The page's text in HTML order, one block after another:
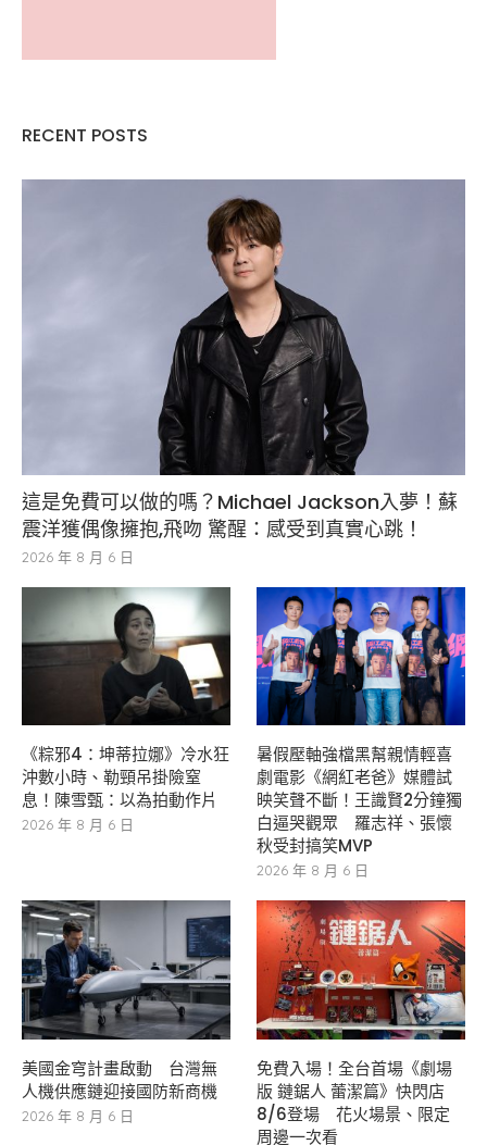
RECENT POSTS
這是免費可以做的嗎？Michael Jackson入夢！蘇
震洋獲偶像擁抱,飛吻 驚醒：感受到真實心跳！
2026 年 8 月 6 日
《粽邪4：坤蒂拉娜》冷水狂
沖數小時、勒頸吊掛險窒
息！陳雪甄：以為拍動作片
2026 年 8 月 6 日
暑假壓軸強檔黑幫親情輕喜
劇電影《網紅老爸》媒體試
映笑聲不斷！王識賢2分鐘獨
白逼哭觀眾 羅志祥、張懷
秋受封搞笑MVP
2026 年 8 月 6 日
美國金穹計畫啟動 台灣無
人機供應鏈迎接國防新商機
2026 年 8 月 6 日
免費入場！全台首場《劇場
版 鏈鋸人 蕾潔篇》快閃店
8/6登場 花火場景、限定
周邊一次看